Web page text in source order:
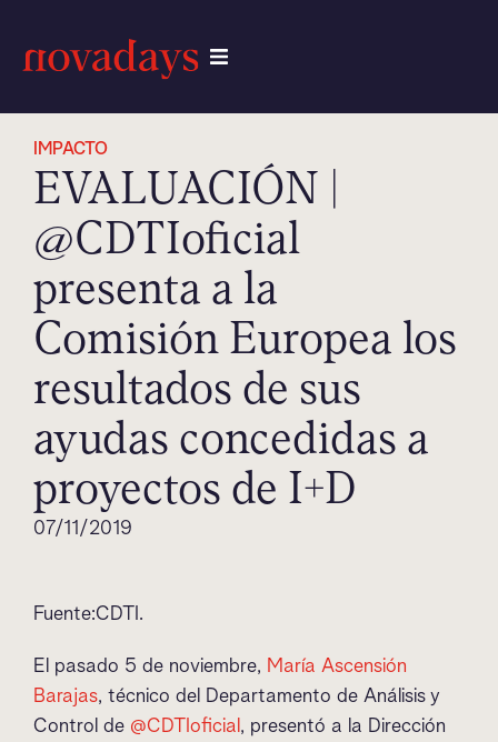
IMPACTO
EVALUACIÓN |
@CDTIoficial
presenta a la
Comisión Europea los
resultados de sus
ayudas concedidas a
proyectos de I+D
07/11/2019
Fuente:CDTI.
El pasado 5 de noviembre, María Ascensión
Barajas, técnico del Departamento de Análisis y
Control de @CDTIoficial, presentó a la Dirección